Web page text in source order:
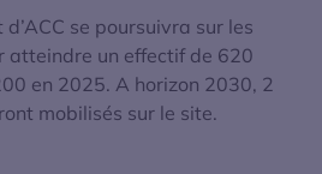
se poursuivra sur les
atteindre un effectif de 620
en 2025. A horizon 2030, 2
mobilisés sur le site.